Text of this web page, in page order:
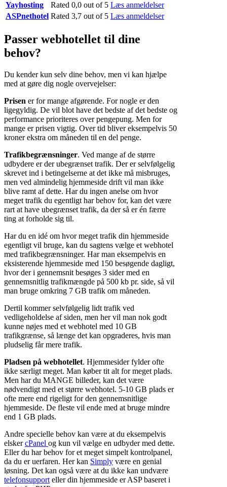
Yayhosting
Rated 0,0 out of 5 Læs anmeldelser
ASPnethotel Rated 3,7 out of 5 Læs anmeldelser
Passer webhotellet til dine
behov?
Du kender kun selv dine behov, men vi kan hjælpe
med at gøre dig nogle overvejelser:
Prisen er for mange afgørende. For nogle er den
ligegyldig. De vil blot have det bedste af det bedste og
performance prioriteres over pengepung. Men for
mange er prisen vigtig. Over tid bliver eksempelvis 50
kroner ekstra om måneden til en del penge.
Trafikbegrænsninger. Ved mange af de større
udbydere er der ubegrænset trafik. Der er selvfølgelig
skrevet ind i betingelserne at det ikke må misbruges,
men ved almindelig hjemmeside drift vil man ikke
blive ramt af dette. Har du ingen anelse om hvor
meget trafik du egentligt har behov for, kan det være
rart at have ubegrænset trafik, da der så er én færre
ting at forholde sig til.
Har du en idé om hvor meget trafik din hjemmeside
egentligt vil bruge, kan du sagtens vælge et webhotel
med trafikbegrænsninger. Har man eksempelvis en
eksisterende hjemmeside med 150 besøgende dagligt,
hvor der i gennemsnit besøges 3 sider med en
gennemsnitlig trafikmængde på 500 kb pr. side, så vil
man bruge omkring 7 GB trafik om måneden.
Dertil kommer selvfølgelig lidt trafik ved
vedligeholdelse af siden, men her vil man nok godt
kunne nøjes med et webhotel med 10 GB
trafikgrænse, så længe det kan opgraderes, hvis man
pludselig får mere trafik.
Pladsen på webhotellet. Hjemmesider fylder ofte
ikke særligt meget. Man køber tit alt for meget plads.
Men har du MANGE billeder, kan det være
nødvendigt med et større webhotel. 5-10 GB plads er
ofte mere end rigeligt for den gennemsnitlige
hjemmeside. De fleste vil ende med at bruge mindre
end 1 GB plads.
Andre specielle behov kan være at du eksempelvis
elskercPanel og kun vil vælge en udbyder med dette.
Eller du har behov for et meget simpelt kontrolpanel,
da du er uerfaren. Her kan Simply være en genial
løsning. Det kan også være at du ikke kan undvære
telefonsupport eller din hjemmeside er ASP baseret i